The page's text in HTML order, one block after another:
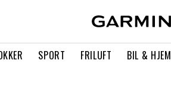
SPORT FRILUFT BIL & HJEM